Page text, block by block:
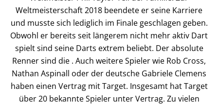
Weltmeisterschaft 2018 beendete er seine Karriere
und musste sich lediglich im Finale geschlagen geben.
Obwohl er bereits seit längerem nicht mehr aktiv Dart
spielt sind seine Darts extrem beliebt. Der absolute
Renner sind die . Auch weitere Spieler wie Rob Cross,
Nathan Aspinall oder der deutsche Gabriele Clemens
haben einen Vertrag mit Target. Insgesamt hat Target
über 20 bekannte Spieler unter Vertrag. Zu vielen